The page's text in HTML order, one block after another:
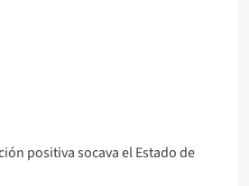
positiva socava el Estado de